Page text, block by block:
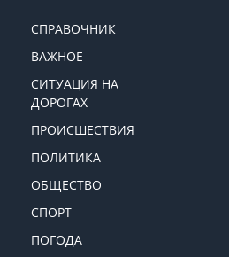
СПРАВОЧНИК
ВАЖНОЕ
СИТУАЦИЯ НА
ДОРОГАХ
ПРОИСШЕСТВИЯ
ПОЛИТИКА
ОБЩЕСТВО
СПОРТ
ПОГОДА